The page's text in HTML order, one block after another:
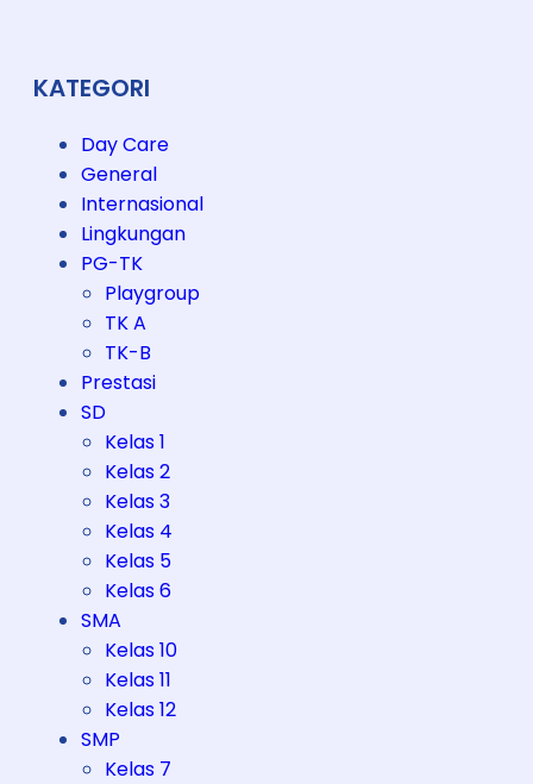
KATEGORI
Day Care
General
Internasional
Lingkungan
PG-TK
Playgroup
TK A
TK-B
Prestasi
SD
Kelas 1
Kelas 2
Kelas 3
Kelas 4
Kelas 5
Kelas 6
SMA
Kelas 10
Kelas 11
Kelas 12
SMP
Kelas 7